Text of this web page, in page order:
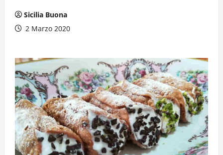
Sicilia Buona
2 Marzo 2020